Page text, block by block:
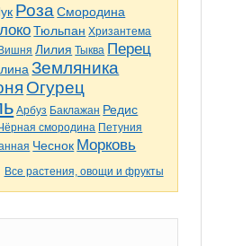
Роза Смородина
Тюльпан Хризантема
Вишня Лилия Тыква Перец
Земляника
Огурец
Арбуз Баклажан Редис
смородина Петуния
Чеснок Морковь
Все растения, овощи и фрукты